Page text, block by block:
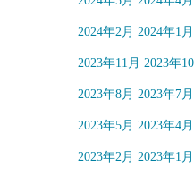
2024年2月 2024年1月
2023年11月 2023年10
2023年8月 2023年7月
2023年5月 2023年4月
2023年2月 2023年1月